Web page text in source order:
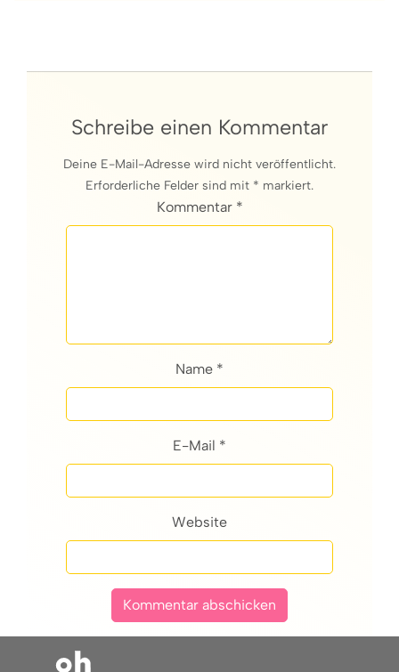
Schreibe einen Kommentar
Deine E-Mail-Adresse wird nicht veröffentlicht.
Erforderliche Felder sind mit * markiert.
Kommentar *
Name *
E-Mail *
Website